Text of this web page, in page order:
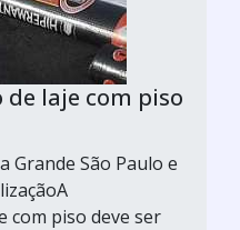
laje com piso
Grande São Paulo e
com piso deve ser